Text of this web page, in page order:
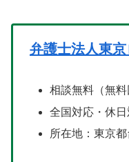
弁護士法人東
相談無料（無料
全国対応・休
所在地：東京